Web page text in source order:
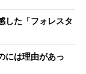
した「フォレスタ
には理由があっ